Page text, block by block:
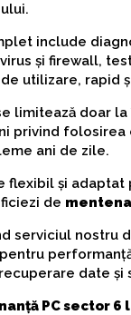
include
și firewall,
utilizare, rapid
limitează doar
privind folosirea
ani de zile.
flexibil și
de
serviciul nostru
date
PC sector 6